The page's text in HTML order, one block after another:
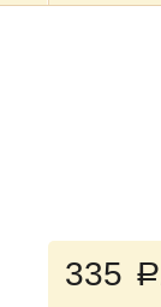
335 a